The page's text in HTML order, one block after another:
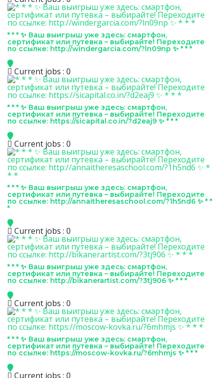
* * * ✨ Ваш выигрыш уже здесь: смартфон,
сертификат или путевка – выбирайте! Переходите
по ссылке: http://windergarcia.com/?ln09np ✨ * * *
Current jobs : 0
* * * ✨ Ваш выигрыш уже здесь: смартфон,
сертификат или путевка – выбирайте! Переходите
по ссылке: https://sicapital.co.in/?d2eaj9 ✨ * * *
Current jobs : 0
* * * ✨ Ваш выигрыш уже здесь: смартфон,
сертификат или путевка – выбирайте! Переходите
по ссылке: http://annaitheresaschool.com/?1h5nd6 ✨ * *
*
Current jobs : 0
* * * ✨ Ваш выигрыш уже здесь: смартфон,
сертификат или путевка – выбирайте! Переходите
по ссылке: http://bikanerartist.com/?3tj906 ✨ * * *
Current jobs : 0
* * * ✨ Ваш выигрыш уже здесь: смартфон,
сертификат или путевка – выбирайте! Переходите
по ссылке: https://moscow-kovka.ru/?6mhmjs ✨ * * *
Current jobs : 0